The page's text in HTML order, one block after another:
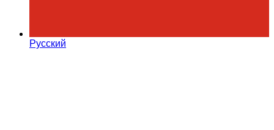
Русский